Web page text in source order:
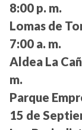
8:00 p. m.
Lomas de
7:00 a. m.
Aldea La
m.
Parque
15 de